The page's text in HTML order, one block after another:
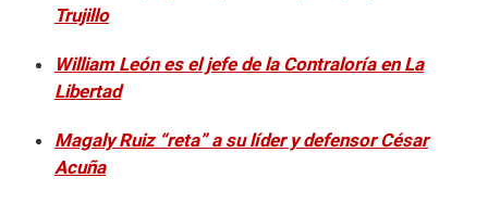
Trujillo
William León es el jefe de la Contraloría en La
Libertad
Magaly Ruiz “reta” a su líder y defensor César
Acuña